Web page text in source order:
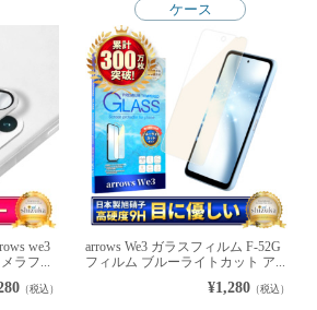
ケース
we3
ラフ...
（税込）
arrows We3 ガラスフィルム F-52G
フィルム ブルーライトカット ア...
¥1,280 （税込）